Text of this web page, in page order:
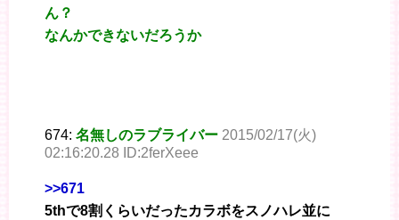
ん？
なんかできないだろうか
674: 名無しのラブライバー 2015/02/17(火)
02:16:20.28 ID:2ferXeee
>>671
5thで8割くらいだったカラボをスノハレ並に